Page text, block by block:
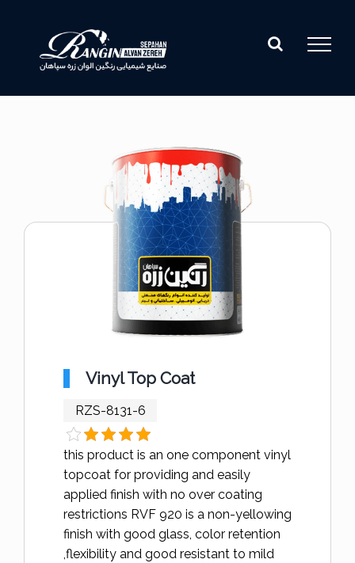
content
Vinyl Top Coat
RZS-8131-6
this product is an one component vinyl
topcoat for providing and easily
applied finish with no over coating
restrictions RVF 920 is a non-yellowing
finish with good glass, color retention
,flexibility and good resistant to mild